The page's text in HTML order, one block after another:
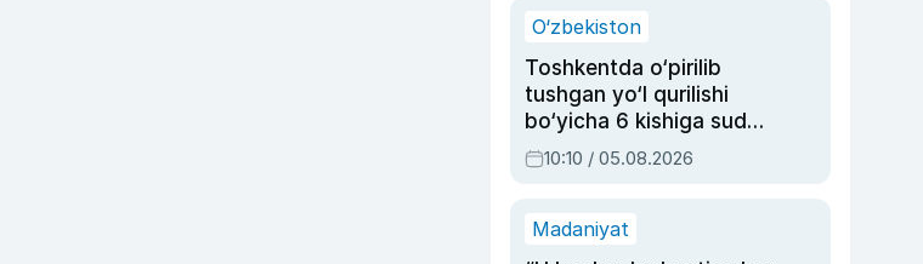
O‘zbekiston
Toshkentda o‘pirilib
tushgan yo‘l qurilishi
bo‘yicha 6 kishiga sud
hukmi o‘qildi
10:10 / 05.08.2026
Madaniyat